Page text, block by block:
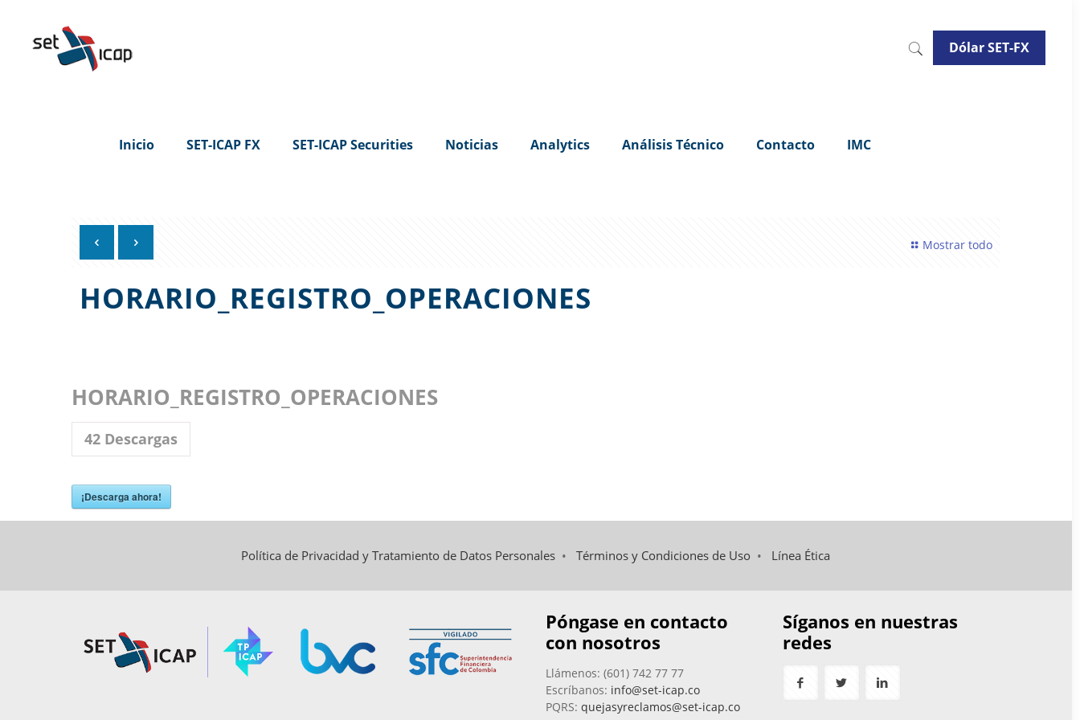
Inicio SET-ICAP FX SET-ICAP Securities Noticias Analytics Análisis Técnico Contacto IMC
Dólar SET-FX
Mostrar todo
HORARIO_REGISTRO_OPERACIONES
HORARIO_REGISTRO_OPERACIONES
42Descargas
¡Descarga ahora!
Política de Privacidad y Tratamiento de Datos Personales •Términos y Condiciones de Uso • Línea Ética
Póngase en contacto
con nosotros
Llámenos: (601) 742 77 77
Escríbanos: info@set-icap.co
PQRS: quejasyreclamos@set-icap.co
Síganos en nuestras
redes